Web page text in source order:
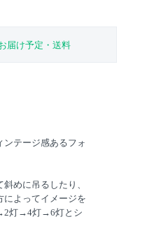
届け予定・送料
テージ感あるフォ
めに吊るしたり、
によってイメージを
→2灯→4灯→6灯とシ